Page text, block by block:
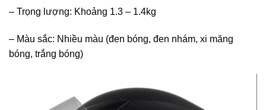
– Trọng lượng: Khoảng 1.3 – 1.4kg
– Màu sắc: Nhiều màu (đen bóng, đen nhám, xi măng
bóng, trắng bóng)